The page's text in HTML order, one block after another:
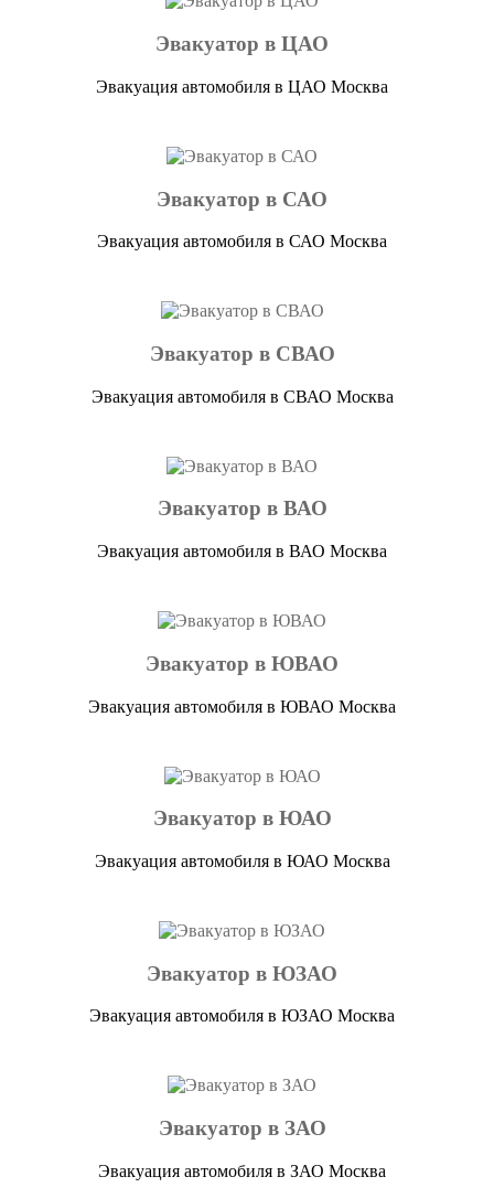
Эвакуатор в ЦАО
Эвакуация автомобиля в ЦАО Москва
Эвакуатор в САО
Эвакуация автомобиля в САО Москва
Эвакуатор в СВАО
Эвакуация автомобиля в СВАО Москва
Эвакуатор в ВАО
Эвакуация автомобиля в ВАО Москва
Эвакуатор в ЮВАО
Эвакуация автомобиля в ЮВАО Москва
Эвакуатор в ЮАО
Эвакуация автомобиля в ЮАО Москва
Эвакуатор в ЮЗАО
Эвакуация автомобиля в ЮЗАО Москва
Эвакуатор в ЗАО
Эвакуация автомобиля в ЗАО Москва